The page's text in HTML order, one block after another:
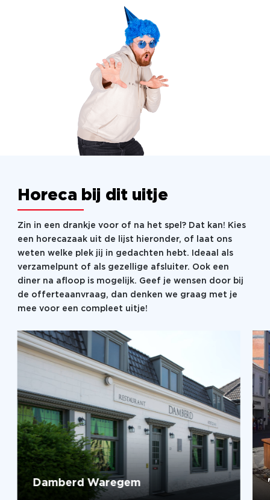
Horeca bij dit uitje
Zin in een drankje voor of na het spel? Dat kan! Kies
een horecazaak uit de lijst hieronder, of laat ons
weten welke plek jij in gedachten hebt. Ideaal als
verzamelpunt of als gezellige afsluiter. Ook een
diner na afloop is mogelijk. Geef je wensen door bij
de offerteaanvraag, dan denken we graag met je
mee voor een compleet uitje!
Damberd Waregem